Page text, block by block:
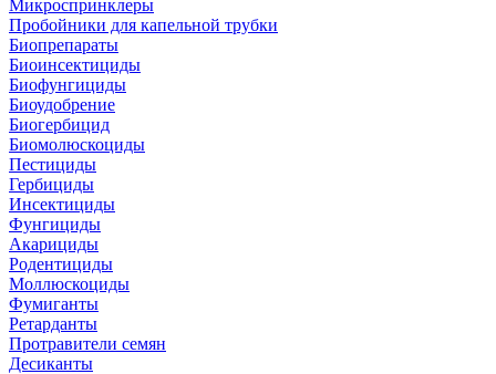
Микроспринклеры
Пробойники для капельной трубки
Биопрепараты
Биоинсектициды
Биофунгициды
Биоудобрение
Биогербицид
Биомолюскоциды
Пестициды
Гербициды
Инсектициды
Фунгициды
Акарициды
Родентициды
Моллюскоциды
Фумиганты
Ретарданты
Протравители семян
Десиканты